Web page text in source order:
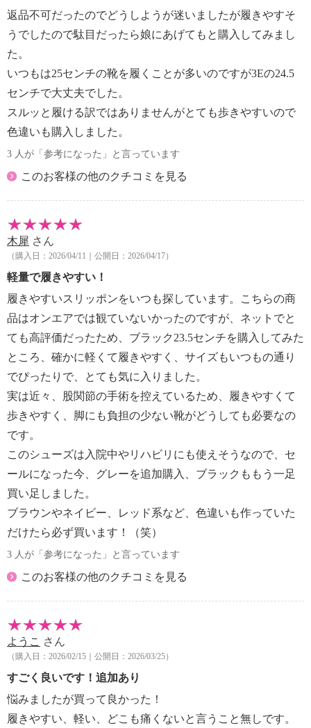
返品不可だったのでどうしようが迷いましたが履きやすそ
うでしたので駄目だったら娘にあげてもと購入してみまし
た。
いつもは25センチの靴を履くことが多いのですが3Eの24.5
センチで大丈夫でした。
スルッと履ける訳ではありませんがとても歩きやすいので
色違いも購入しました。
3 人が「参考になった」と言っています
このお客様の他のクチコミを見る
木犀 さん
（購入日：2026/04/11｜公開日：2026/04/17）
軽量で履きやすい！
履きやすいスリッポンをいつも探しています。こちらの商
品はオンエアでは観ていないかったのですが、ネットでと
ても高評価だったため、ブラック23.5センチを購入してみた
ところ、確かに軽くて履きやすく、サイズもいつもの通り
でぴったりで、とても気に入りました。
実は近々、股関節の手術を控えているため、履きやすくて
歩きやすく、脚にも負担の少ない靴がどうしても必要なの
です。
このシューズは入院中やリハビリにも使えそうなので、セ
ールになった今、グレーを追加購入、ブラックももう一足
買い足しました。
ブラウンやネイビー、レッド系など、色違いも作っていた
だけたら必ず買います！（笑）
3 人が「参考になった」と言っています
このお客様の他のクチコミを見る
ようこ さん
（購入日：2026/02/15｜公開日：2026/03/25）
すごく良いです！追加あり
悩みましたが買って良かった！
履きやすい、軽い、どこも痛くないと言うこと無しです。